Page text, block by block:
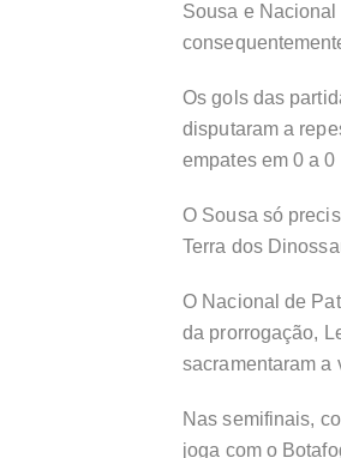
Sousa e
Os gols das
disputaram a
empates em 0 a
O Sousa só
Terra dos
O Nacional de
da prorrogação,
sacramentaram a
Nas semifinais,
joga com o